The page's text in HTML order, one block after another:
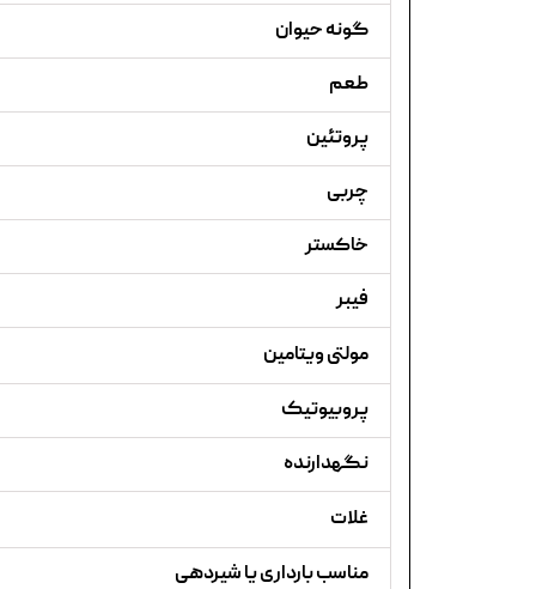
گونه حیوان
طعم
پروتئین
چربی
خاکستر
فیبر
مولتی ویتامین
پروبیوتیک
نگهدارنده
غلات
مناسب بارداری یا شیردهی